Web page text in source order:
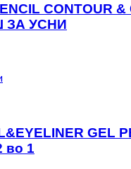
CONTOUR &
ЗА УСНИ
GEL
во 1